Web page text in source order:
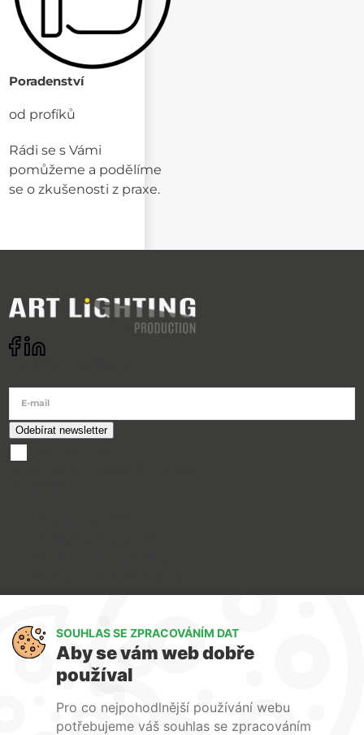
Poradenství
od profíků
Rádi se s Vámi
pomůžeme a podělíme
se o zkušenosti z praxe.
E-mail
O nás
Služby
Kontakty
SOUHLAS SE ZPRACOVÁNÍM DAT
Aby se vám web dobře
používal
Pro co nejpohodlnější používání webu
potřebujeme váš souhlas se zpracováním